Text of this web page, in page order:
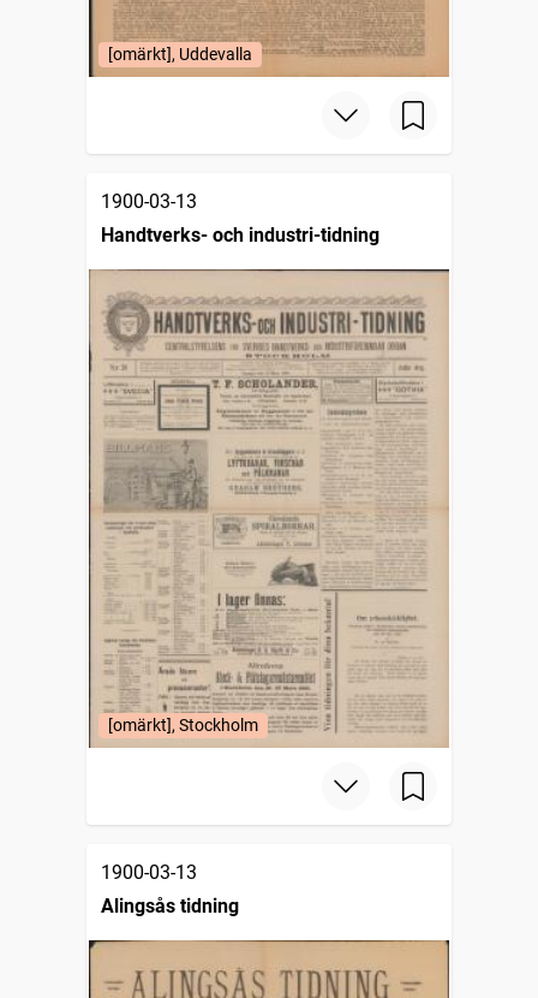
[omärkt], Uddevalla
1900-03-13
Handtverks- och industri-tidning
[omärkt], Stockholm
1900-03-13
Alingsås tidning